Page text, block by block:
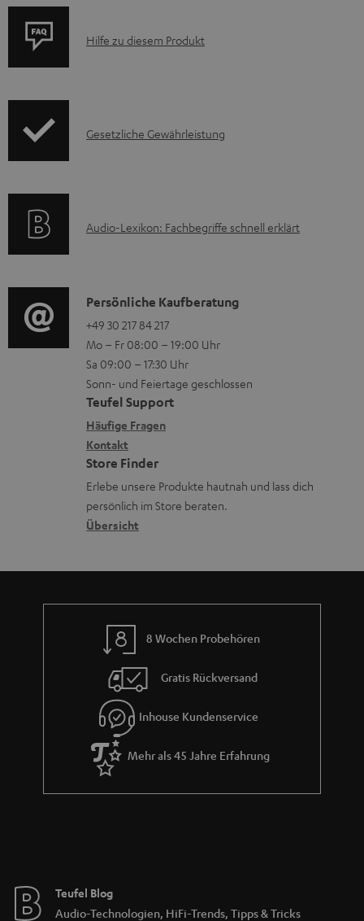
z
e
t
l
a
d
e
n
P
u
A
Hilfe zu diesem Produkt
I
r
t
i
o
n
e
n
z
u
r
G
r
a
Gesetzliche Gewährleistung
A
i
o
-
L
e
x
i
k
o
n
Audio-Lexikon: Fachbegriffe schnell erklärt
K
o
n
t
a
k
t
d
a
t
n
Persönliche Kaufberatung
+49 30 217 84 217
Mo – Fr 08:00 – 19:00 Uhr
Sa 09:00 – 17:30 Uhr
Sonn- und Feiertage geschlossen
Teufel Support
Häufige Fragen
Kontakt
Store Finder
Erlebe unsere Produkte hautnah und lass dich
persönlich im Store beraten.
Übersicht
8 Wochen Probehören
Gratis Rückversand
Inhouse Kundenservice
Mehr als 45 Jahre Erfahrung
Teufel Blog
Audio-Technologien, HiFi-Trends, Tipps & Tricks